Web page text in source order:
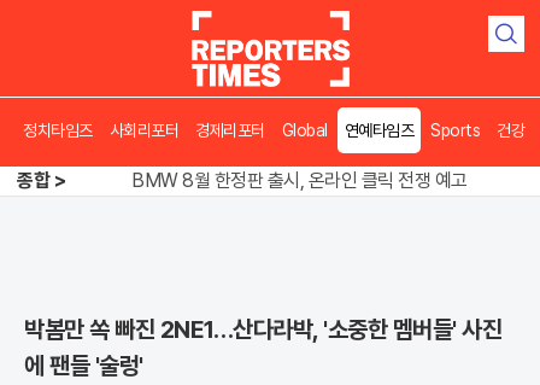
검
정치타임즈 사회리포터 경제리포터 Global 연예타임즈 Sports 건강
종합 >
김용 vs 이성윤, 5위 쟁탈전 '0.7%p' 혈투
BMW 8월 한정판 출시, 온라인 클릭 전쟁 예고
박봄만 쏙 빠진 2NE1…산다라박, '소중한 멤버들' 사진
에 팬들 '술렁'